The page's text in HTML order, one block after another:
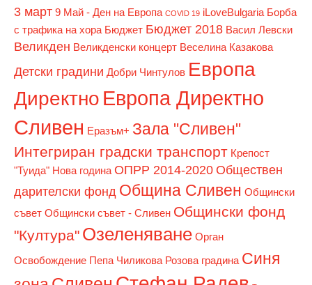
3 март 9 Май - Ден на Европа COVID 19 iLoveBulgaria Борба
с трафика на хора Бюджет Бюджет 2018 Васил Левски
Великден Великденски концерт Веселина Казакова
Детски градини Добри Чинтулов Европа
Директно Европа Директно
Сливен Еразъм+ Зала "Сливен"
Интегриран градски транспорт Крепост
"Туида" Нова година ОПРР 2014-2020 Обществен
дарителски фонд Община Сливен Общински
съвет Общински съвет - Сливен Общински фонд
"Култура" Озеленяване Орган
Освобождение Пепа Чиликова Розова градина Синя